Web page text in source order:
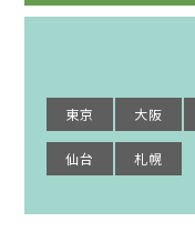
東京 大阪
仙台 札幌